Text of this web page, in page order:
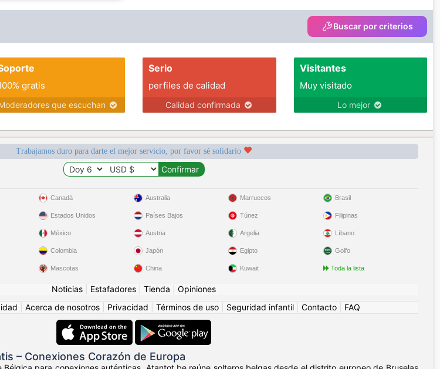
Buscar por criterios
gratis
que escuchan
Serio
perfiles de calidad
Calidad confirmada
Visitantes
Muy visitado
Lo mejor
Trabajamos duro para darte el mejor servicio, por favor sé solidario
Canadá
Estados Unidos
México
Colombia
Mascotas
Australia
Países Bajos
Austria
Japón
China
Marruecos
Túnez
Argelia
Egipto
Kuwait
Brasil
Filipinas
Líbano
Golfo
Toda la lista
Noticias Estafadores Tienda
Opiniones
Acerca de nosotros Privacidad Términos de uso Seguridad infantil Contacto FAQ
– Conexiones Corazón de Europa